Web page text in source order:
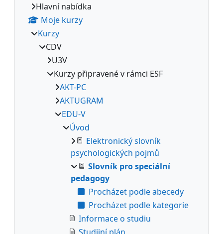
Hlavní nabídka
Moje kurzy
Kurzy
CDV
U3V
Kurzy připravené v rámci ESF
AKT-PC
AKTUGRAM
EDU-V
Úvod
Elektronický slovník
psychologických pojmů
Slovník pro speciální
pedagogy
Procházet podle abecedy
Procházet podle kategorie
Informace o studiu